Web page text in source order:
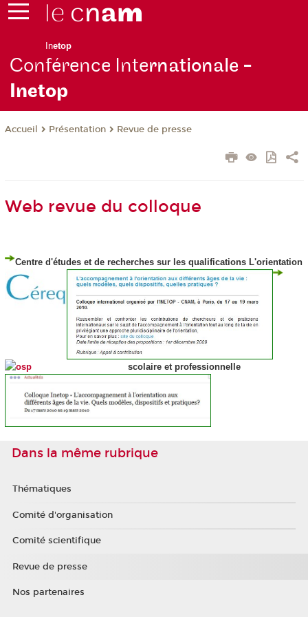
Inetop
Conférence Internationale -
Inetop
Accueil Présentation Revue de presse
Web revue du colloque
Centre d'études et de recherches sur les qualifications L'orientation
scolaire et professionnelle
Dans la même rubrique
Thématiques
Comité d'organisation
Comité scientifique
Revue de presse
Nos partenaires